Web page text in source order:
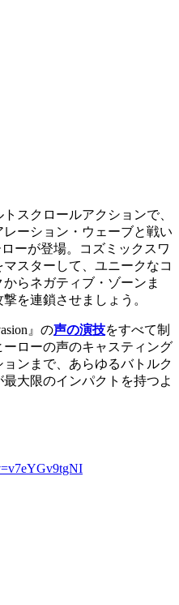
スクロールアクションで、
ーション・ウェーブと戦い
ーが登場。コズミックスワ
スターして、ユニークなコ
らネガティブ・ゾーンま
を連鎖させましょう。
』の声の演技をすべて制
ローの声のキャスティング
ンまで、あらゆるバトルク
大限のインパクトを持つよ